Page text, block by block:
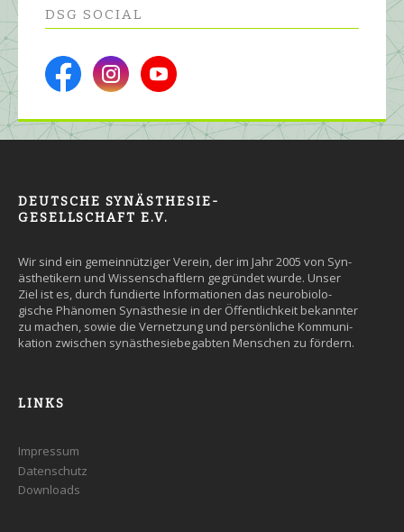
DSG SOCIAL
DEUTSCHE SYNÄSTHESIE-
GESELLSCHAFT E.V.
Wir sind ein gemein­nütziger Ver­ein, der im Jahr 2005 von Syn­
äs­the­tikern und Wissen­schaft­lern ge­grün­det wurde. Un­ser
Ziel ist es, durch fun­dier­te Infor­ma­tio­nen das neuro­bio­lo­
gische Phäno­men Syn­äs­the­sie in der Öffent­lich­keit be­kann­ter
zu machen, so­wie die Ver­net­zung und persön­liche Kommuni­
kation zwi­schen syn­äs­the­sie­be­gab­ten Men­schen zu fördern.
LINKS
Impressum
Datenschutz
Downloads